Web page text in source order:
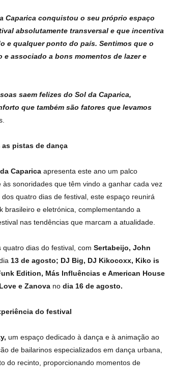
Caparica conquistou o seu próprio espaço
absolutamente transversal e que incentiva
e qualquer ponto do país. Sentimos que o
associado a bons momentos de lazer e
saem felizes do Sol da Caparica,
que também são fatores que levamos
pistas de dança
Caparicaapresenta este ano um palco
sonoridades que têm vindo a ganhar cada vez
quatro dias de festival, este espaço reunirá
brasileiro e eletrónica, complementando a
nas tendências que marcam a atualidade.
dias do festival, com Sertabeijo, John
13 de agosto; DJ Big, DJ Kikocoxx, Kiko is
Edition, Más Influências e American House
e Zanovano dia 16 de agosto.
do festival
um espaço dedicado à dança e à animação ao
de bailarinos especializados em dança urbana,
do recinto, proporcionando momentos de